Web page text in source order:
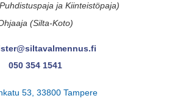
ja Kiinteistöpaja)
(Silta-Koto)
050 354 1541
53, 33800 Tampere